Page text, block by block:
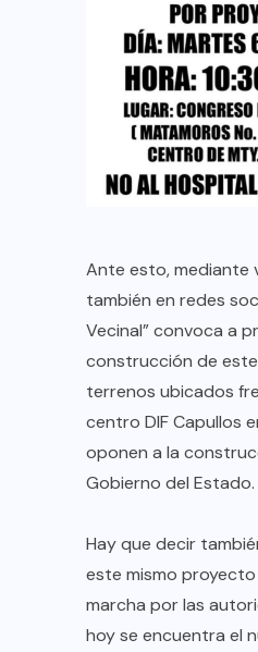
Ante esto, mediante
también en redes
Vecinal” convoca a
construcción de
terrenos ubicados
centro DIF Capullos
oponen a la
Gobierno del Estado.
Hay que decir
este mismo
marcha por las
hoy se encuentra el